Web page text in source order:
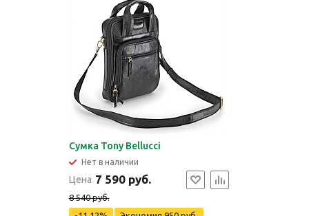
Сумка Tony Bellucci
Нет в наличии
Цена 7 590 руб.
8 540 руб.